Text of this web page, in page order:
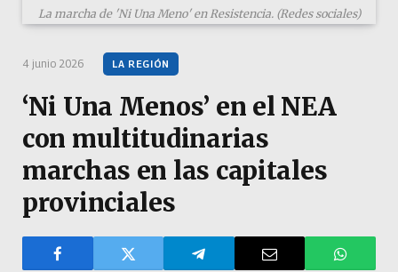
4 junio 2026 LA REGIÓN
‘Ni Una Menos’ en el NEA
con multitudinarias
marchas en las capitales
provinciales
La marcha de 'Ni Una Meno' en Resistencia. (Redes sociales)